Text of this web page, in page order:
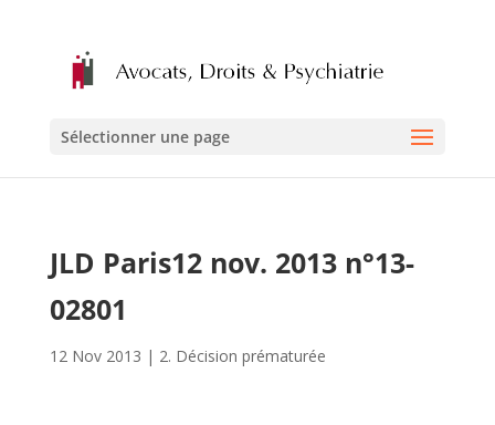
Sélectionner une page
JLD Paris12 nov. 2013 n°13-
02801
12 Nov 2013 | 2. Décision prématurée